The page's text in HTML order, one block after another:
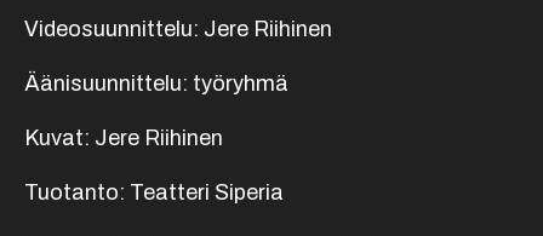
Videosuunnittelu: Jere Riihinen
Äänisuunnittelu: työryhmä
Kuvat: Jere Riihinen
Tuotanto: Teatteri Siperia